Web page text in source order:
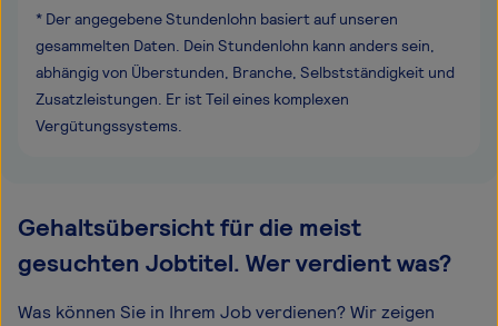
* Der angegebene Stundenlohn basiert auf unseren
gesammelten Daten. Dein Stundenlohn kann anders sein,
abhängig von Überstunden, Branche, Selbstständigkeit und
Zusatzleistungen. Er ist Teil eines komplexen
Vergütungssystems.
Gehaltsübersicht für die meist
gesuchten Jobtitel. Wer verdient was?
Was können Sie in Ihrem Job verdienen? Wir zeigen